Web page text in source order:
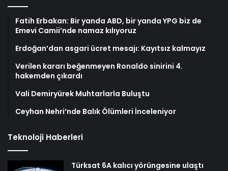
Fatih Erbakan: Bir yanda ABD, bir yanda YPG biz de
Emevi Camii’nde namaz kılıyoruz
Erdoğan’dan asgari ücret mesajı: Kayıtsız kalmayız
Verilen kararı beğenmeyen Ronaldo sinirini 4.
hakemden çıkardı
Vali Demiryürek Muhtarlarla Buluştu
Ceyhan Nehri’nde Balık Ölümleri İnceleniyor
Teknoloji Haberleri
Türksat 6A kalıcı yörüngesine ulaştı